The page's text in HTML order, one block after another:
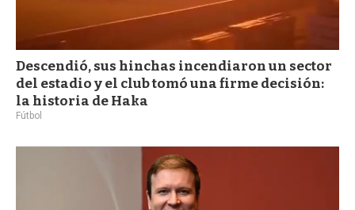
Descendió, sus hinchas incendiaron un sector
del estadio y el club tomó una firme decisión:
la historia de Haka
Fútbol